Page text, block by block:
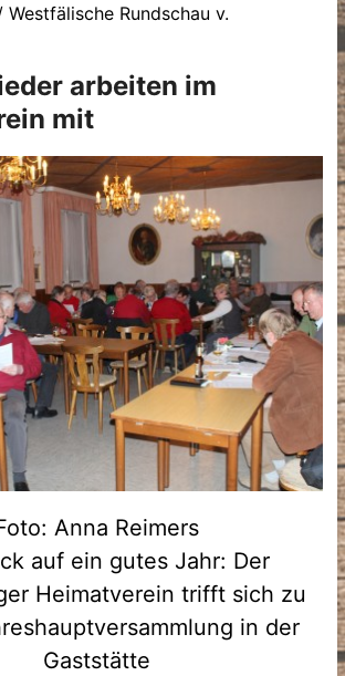
Rundschau v.
arbeiten im
mit
Anna Reimers
auf ein gutes Jahr: Der
Heimatverein trifft sich zu
in der
Gaststätte